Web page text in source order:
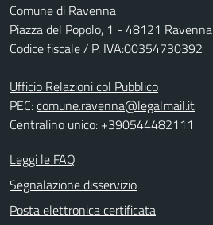
Comune di Ravenna
Piazza del Popolo, 1 - 48121 Ravenna
Codice fiscale / P. IVA:00354730392
Ufficio Relazioni col Pubblico
PEC:comune.ravenna@legalmail.it
Centralino unico: +390544482111
Leggi le FAQ
Segnalazione disservizio
Posta elettronica certificata